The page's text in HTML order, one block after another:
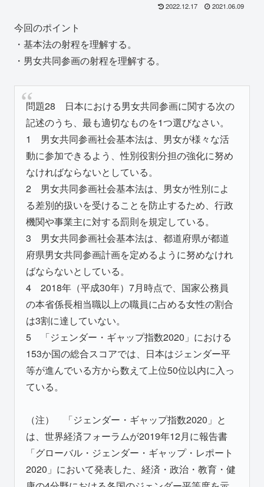
2022.12.17 2021.06.09
今回のポイント
・基本法の射程を理解する。
・男女共同参画の射程を理解する。
問題28 日本における男女共同参画に関する次の
記述のうち、最も適切なものを1つ選びなさい。
1 男女共同参画社会基本法は、男女が様々な活
動に参加できるよう、性別役割分担の強化に努め
なければならないとしている。
2 男女共同参画社会基本法は、男女が性別によ
る差別的扱いを受けることを防止するため、行政
機関や事業主に対する罰則を規定している。
3 男女共同参画社会基本法は、都道府県が都道
府県男女共同参画計画を定めるように努めなけれ
ばならないとしている。
4 2018年（平成30年）7月時点で、国家公務員
の本省係長相当職以上の職員に占める女性の割合
は3割に達していない。
5 「ジェンダー・ギャップ指数2020」における
153か国の総合スコアでは、日本はジェンダー平
等が進んでいる方から数えて上位50位以内に入っ
ている。
（注） 「ジェンダー・ギャップ指数2020」と
は、世界経済フォーラムが2019年12月に報告書
「グローバル・ジェンダー・ギャップ・レポート
2020」において発表した、経済・政治・教育・健